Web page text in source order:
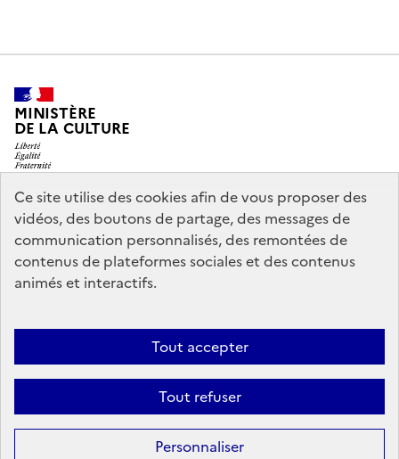
Ce site utilise des cookies afin de vous proposer des
vidéos, des boutons de partage, des messages de
communication personnalisés, des remontées de
contenus de plateformes sociales et des contenus
animés et interactifs.
Tout accepter
Tout refuser
Personnaliser
MINISTÈRE
DE LA CULTURE
legifrance.gouv.fr
info.gouv.fr
service-public.gouv.fr
data.gouv.fr
Mentions légales
conforme
Politique d’utilisation des témoins de connexion
Sauf mention contraire, tous les contenus de ce site sont sous